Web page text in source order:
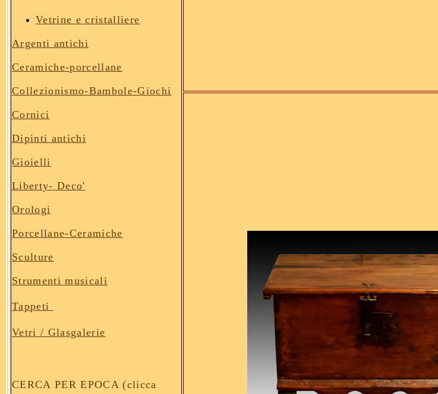
Vetrine e cristalliere
Argenti antichi
Ceramiche-porcellane
Collezionismo-Bambole-Giochi
Cornici
Dipinti antichi
Gioielli
Liberty- Deco'
Orologi
Porcellane-Ceramiche
Sculture
Strumenti musicali
Tappeti
Vetri / Glasgalerie
CERCA PER EPOCA (clicca